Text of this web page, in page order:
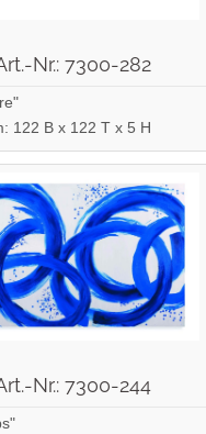
Nr.: 7300-282
122 B x 122 T x 5 H
Nr.: 7300-244